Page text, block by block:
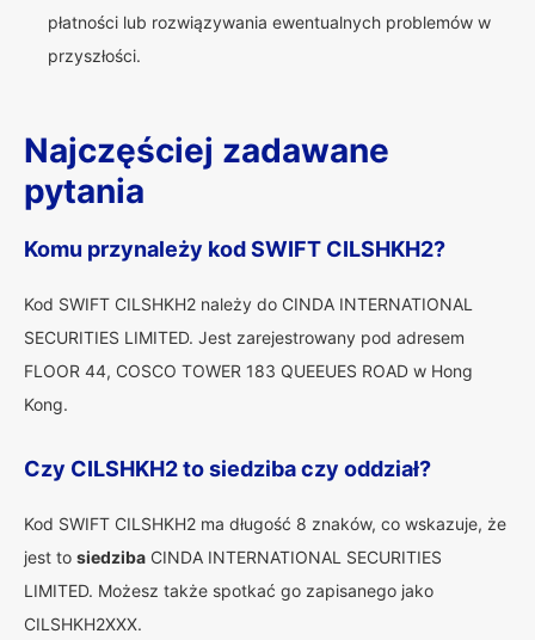
płatności lub rozwiązywania ewentualnych problemów w
przyszłości.
Najczęściej zadawane
pytania
Komu przynależy kod SWIFT CILSHKH2?
Kod SWIFT CILSHKH2 należy do CINDA INTERNATIONAL
SECURITIES LIMITED. Jest zarejestrowany pod adresem
FLOOR 44, COSCO TOWER 183 QUEEUES ROAD w Hong
Kong.
Czy CILSHKH2 to siedziba czy oddział?
Kod SWIFT CILSHKH2 ma długość 8 znaków, co wskazuje, że
jest to siedziba CINDA INTERNATIONAL SECURITIES
LIMITED. Możesz także spotkać go zapisanego jako
CILSHKH2XXX.